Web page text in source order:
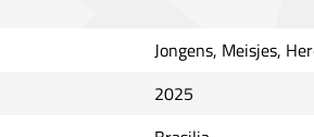
Jongens, Meisjes,
2025